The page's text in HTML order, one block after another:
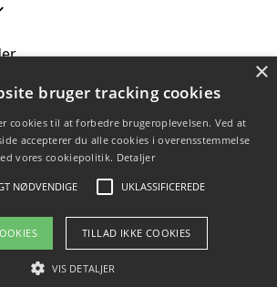
×
bruger tracking cookies
cookies til at forbedre brugeroplevelsen. Ved at
accepterer du alle cookies i overensstemmelse
vores cookiepolitik. Detaljer
NØDVENDIGE UKLASSIFICEREDE
TILLAD IKKE COOKIES
VIS DETALJER